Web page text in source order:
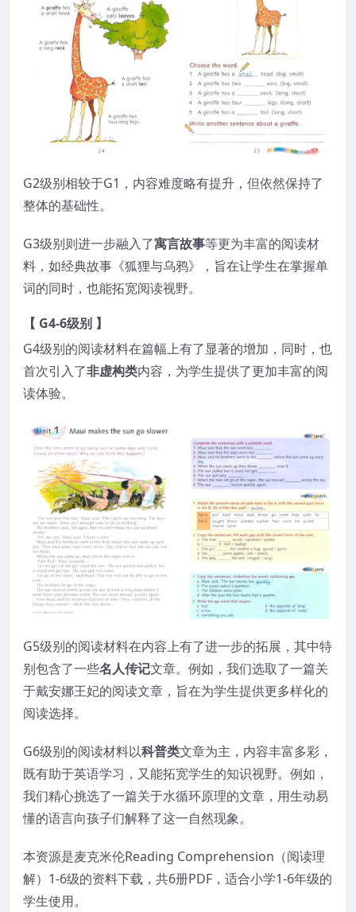
G2级别相较于G1，内容难度略有提升，但依然保持了
整体的基础性。
G3级别则进一步融入了寓言故事等更为丰富的阅读材
料，如经典故事《狐狸与乌鸦》，旨在让学生在掌握单
词的同时，也能拓宽阅读视野。
【 G4-6级别 】
G4级别的阅读材料在篇幅上有了显著的增加，同时，也
首次引入了非虚构类内容，为学生提供了更加丰富的阅
读体验。
G5级别的阅读材料在内容上有了进一步的拓展，其中特
别包含了一些名人传记文章。例如，我们选取了一篇关
于戴安娜王妃的阅读文章，旨在为学生提供更多样化的
阅读选择。
G6级别的阅读材料以科普类文章为主，内容丰富多彩，
既有助于英语学习，又能拓宽学生的知识视野。例如，
我们精心挑选了一篇关于水循环原理的文章，用生动易
懂的语言向孩子们解释了这一自然现象。
本资源是麦克米伦Reading Comprehension（阅读理
解）1-6级的资料下载，共6册PDF，适合小学1-6年级的
学生使用。